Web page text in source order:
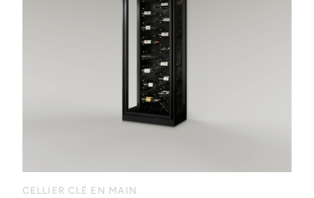
CELLIER CLÉ EN MAIN